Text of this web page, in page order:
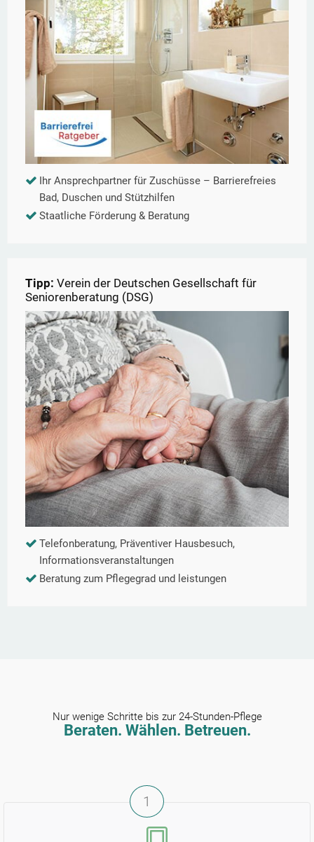
Ihr Ansprechpartner für Zuschüsse – Barrierefreies
Bad, Duschen und Stützhilfen
Staatliche Förderung & Beratung
Tipp: Verein der Deutschen Gesellschaft für
Seniorenberatung (DSG)
Telefonberatung, Präventiver Hausbesuch,
Informationsveranstaltungen
Beratung zum Pflegegrad und leistungen
Nur wenige Schritte bis zur 24-Stunden-Pflege
Beraten. Wählen. Betreuen.
1